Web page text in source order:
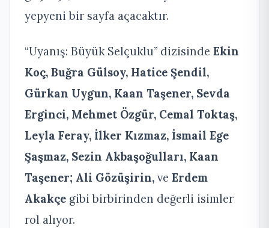
yepyeni bir sayfa açacaktır.
“Uyanış: Büyük Selçuklu” dizisinde Ekin
Koç, Buğra Gülsoy, Hatice Şendil,
Gürkan Uygun, Kaan Taşener, Sevda
Erginci, Mehmet Özgür, Cemal Toktaş,
Leyla Feray, İlker Kızmaz, İsmail Ege
Şaşmaz, Sezin Akbaşoğulları, Kaan
Taşener; Ali Gözüşirin, ve Erdem
Akakçe gibi birbirinden değerli isimler
rol alıyor.